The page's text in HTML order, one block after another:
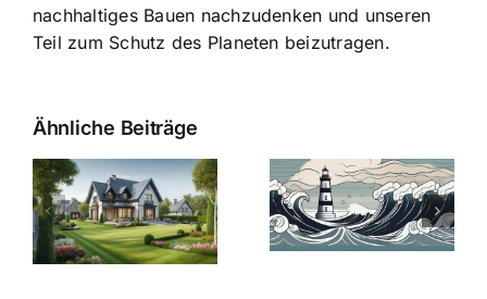
nachhaltiges Bauen nachzudenken und unseren
Teil zum Schutz des Planeten beizutragen.
Ähnliche Beiträge
Bauzinsen im
Sturm: Die
aktuelle
Entwicklung
Die Evolution
der
Bauzinsen: Ein
Blick in die